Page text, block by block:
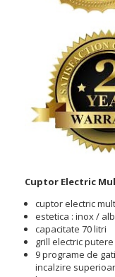
Cuptor Electric
cuptor electric
estetica : inox / alb
capacitate 70 litri
grill electric
9 programe de
incalzire